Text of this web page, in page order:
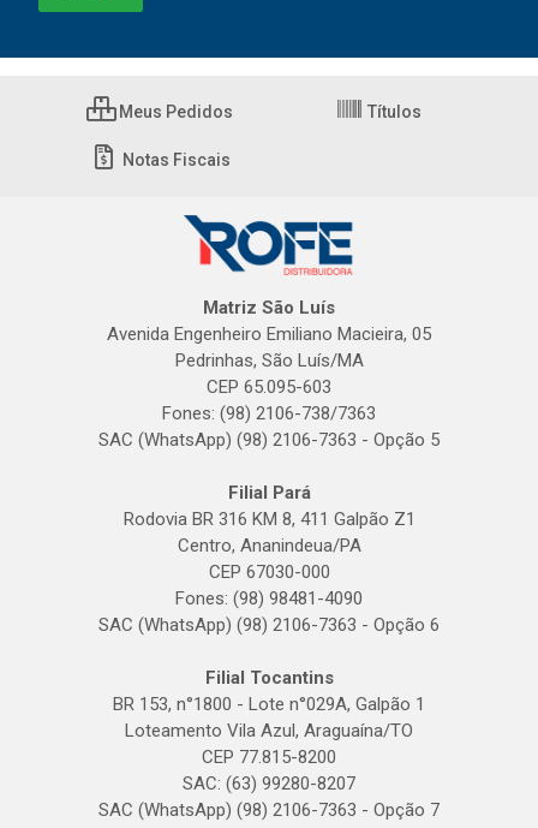
Meus Pedidos Títulos
Notas Fiscais
Matriz São Luís
Avenida Engenheiro Emiliano Macieira, 05
Pedrinhas, São Luís/MA
CEP 65.095-603
Fones: (98) 2106-738/7363
SAC (WhatsApp) (98) 2106-7363 - Opção 5
Filial Pará
Rodovia BR 316 KM 8, 411 Galpão Z1
Centro, Ananindeua/PA
CEP 67030-000
Fones: (98) 98481-4090
SAC (WhatsApp) (98) 2106-7363 - Opção 6
Filial Tocantins
BR 153, n°1800 - Lote n°029A, Galpão 1
Loteamento Vila Azul, Araguaína/TO
CEP 77.815-8200
SAC: (63) 99280-8207
SAC (WhatsApp) (98) 2106-7363 - Opção 7